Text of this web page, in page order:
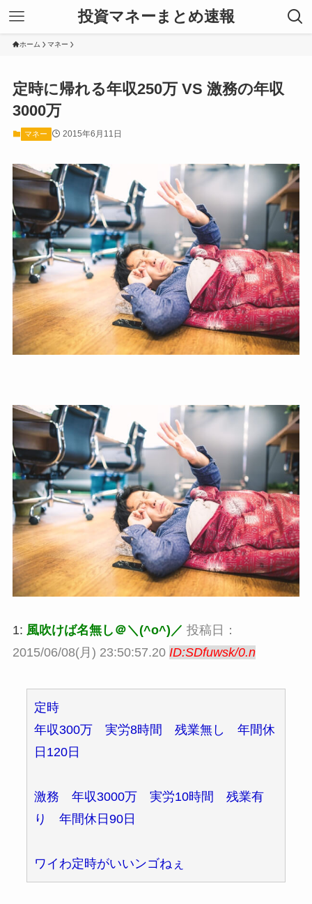
投資マネーまとめ速報
ホーム マネー
定時に帰れる年収250万 VS 激務の年収
3000万
マネー 2015年6月11日
1: 風吹けば名無し＠＼(^o^)／ 投稿日：
2015/06/08(月) 23:50:57.20 ID:SDfuwsk/0.n
定時
年収300万 実労8時間 残業無し 年間休
日120日
激務 年収3000万 実労10時間 残業有
り 年間休日90日
ワイわ定時がいいンゴねぇ